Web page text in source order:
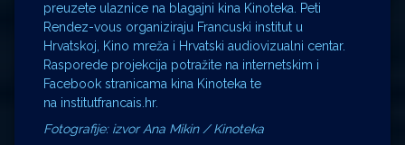
preuzete ulaznice na blagajni kina Kinoteka. Peti
Rendez-vous organiziraju Francuski institut u
Hrvatskoj, Kino mreža i Hrvatski audiovizualni centar.
Rasporede projekcija potražite na internetskim i
Facebook stranicama kina Kinoteka te
na institutfrancais.hr.
Fotografije: izvor Ana Mikin / Kinoteka